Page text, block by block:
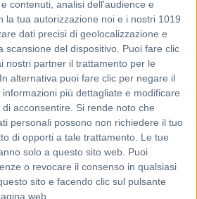
contenuti, analisi dell'audience e
la tua autorizzazione noi e i nostri 1019
dati precisi di geolocalizzazione e
scansione del dispositivo. Puoi fare clic
nostri partner il trattamento per le
alternativa puoi fare clic per negare il
più dettagliate e modificare
acconsentire. Si rende noto che
personali possono non richiedere il tuo
di opporti a tale trattamento. Le tue
solo a questo sito web. Puoi
o revocare il consenso in qualsiasi
sito e facendo clic sul pulsante
web.